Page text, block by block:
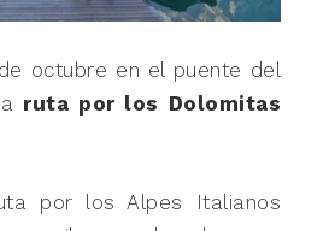
octubre en el puente del
ruta por los Dolomitas
por los Alpes Italianos